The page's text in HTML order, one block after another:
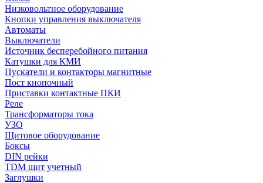
Низковольтное оборудование
Кнопки управления выключателя
Автоматы
Выключатели
Источник бесперебойного питания
Катушки для КМИ
Пускатели и контакторы магнитные
Пост кнопочный
Приставки контактные ПКИ
Реле
Трансформаторы тока
УЗО
Щитовое оборудование
Боксы
DIN рейки
TDM щит учетный
Заглушки